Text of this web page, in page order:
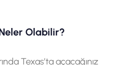
Olabilir?
Texas’ta açacağınız